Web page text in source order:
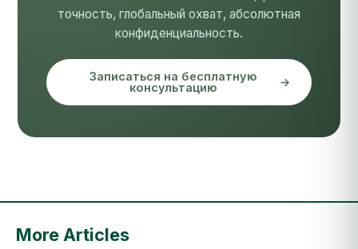
точность, глобальный охват, абсолютная
конфиденциальность.
Записаться на бесплатную
консультацию
More Articles